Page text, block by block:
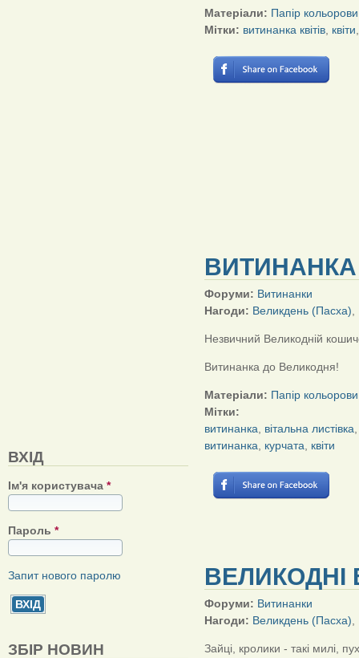
ВХІД
Ім'я користувача *
Пароль *
Запит нового паролю
ЗБІР НОВИН
Матеріали: Папір
Мітки: витинанка квітів квіти
Форуми: Витинанки
Нагоди: Великдень (Пасха)
Незвичний Великодній
Витинанка до Великодня!
Матеріали: Папір
Мітки:
витинанка
вітальна листівка
витинанка
курчата квіти
ВЕЛИКОДНІ
Форуми: Витинанки
Нагоди: Великдень (Пасха)
Зайці, кролики - такі милі,